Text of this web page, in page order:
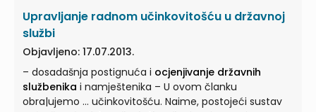
Upravljanje radnom učinkovitošću u državnoj
službi
Objavljeno: 17.07.2013.
– dosadašnja postignuća i ocjenjivanje državnih
službenika i namještenika – U ovom članku
obra|ujemo ... učinkovitošću. Naime, postojeći sustav